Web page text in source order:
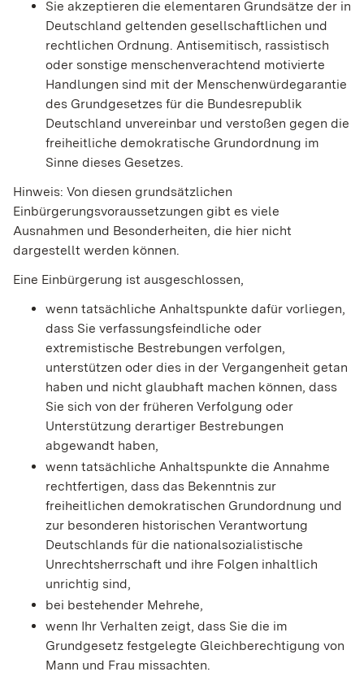
Sie akzeptieren die elementaren Grundsätze der in
Deutschland geltenden gesellschaftlichen und
rechtlichen Ordnung. Antisemitisch, rassistisch
oder sonstige menschenverachtend motivierte
Handlungen sind mit der Menschenwürdegarantie
des Grundgesetzes für die Bundesrepublik
Deutschland unvereinbar und verstoßen gegen die
freiheitliche demokratische Grundordnung im
Sinne dieses Gesetzes.
Hinweis: Von diesen grundsätzlichen
Einbürgerungsvoraussetzungen gibt es viele
Ausnahmen und Besonderheiten, die hier nicht
dargestellt werden können.
Eine Einbürgerung ist ausgeschlossen,
wenn tatsächliche Anhaltspunkte dafür vorliegen,
dass Sie verfassungsfeindliche oder
extremistische Bestrebungen verfolgen,
unterstützen oder dies in der Vergangenheit getan
haben und nicht glaubhaft machen können, dass
Sie sich von der früheren Verfolgung oder
Unterstützung derartiger Bestrebungen
abgewandt haben,
wenn tatsächliche Anhaltspunkte die Annahme
rechtfertigen, dass das Bekenntnis zur
freiheitlichen demokratischen Grundordnung und
zur besonderen historischen Verantwortung
Deutschlands für die nationalsozialistische
Unrechtsherrschaft und ihre Folgen inhaltlich
unrichtig sind,
bei bestehender Mehrehe,
wenn Ihr Verhalten zeigt, dass Sie die im
Grundgesetz festgelegte Gleichberechtigung von
Mann und Frau missachten.